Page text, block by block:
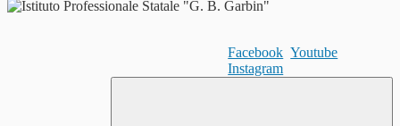
Facebook Youtube
Instagram